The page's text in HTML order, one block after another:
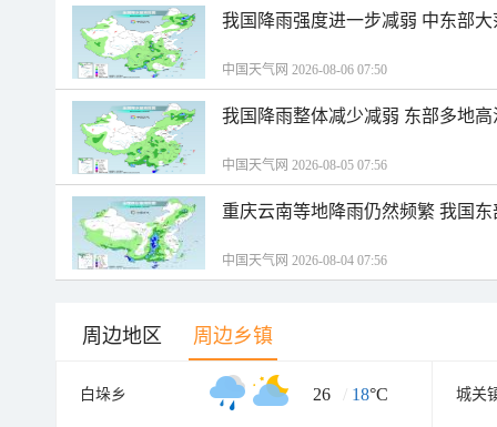
我国降雨强度进一步减弱 中东部
中国天气网 2026-08-06 07:50
我国降雨整体减少减弱 东部多地
中国天气网 2026-08-05 07:56
重庆云南等地降雨仍然频繁 我国
中国天气网 2026-08-04 07:56
周边地区 周边乡镇
白垛乡 26 / 18°C 城关